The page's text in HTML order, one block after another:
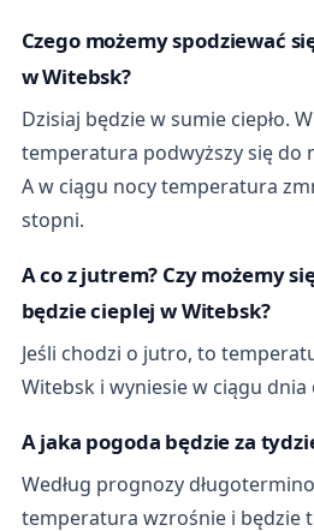
Czego możemy spodziewać
w Witebsk?
Dzisiaj będzie w sumie ciepło.
temperatura podwyższy się do
A w ciągu nocy temperatura
stopni.
A co z jutrem? Czy możemy
będzie cieplej w Witebsk?
Jeśli chodzi o jutro, to
Witebsk i wyniesie w ciągu dnia
A jaka pogoda będzie za
Według prognozy
temperatura wzrośnie i będzie